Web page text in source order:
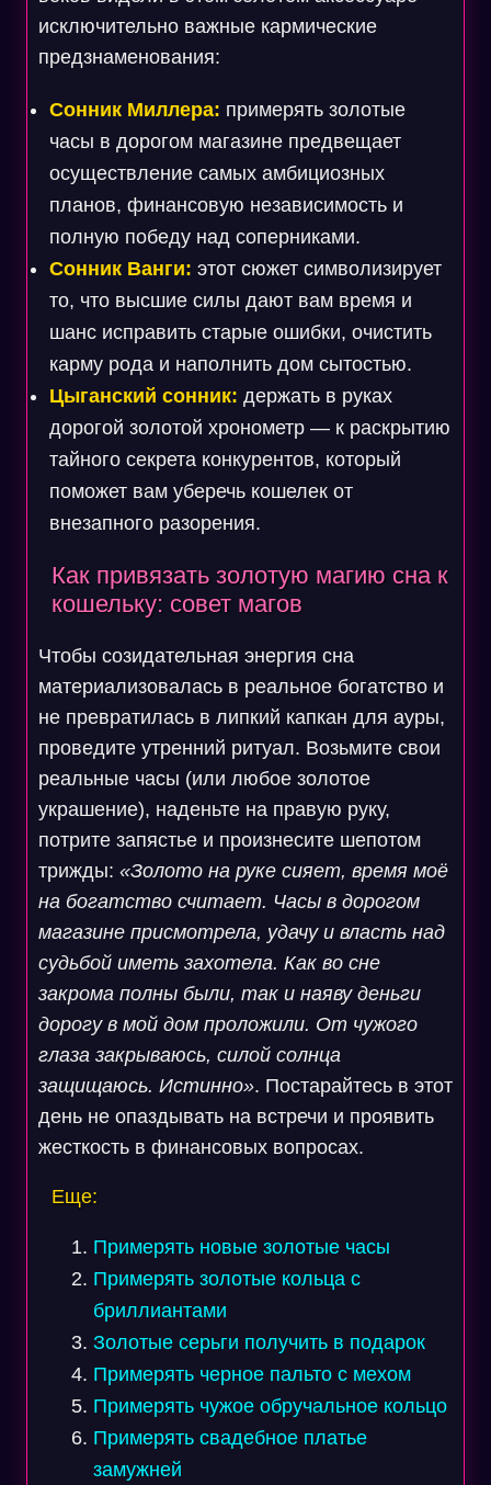
исключительно важные кармические
предзнаменования:
Сонник Миллера: примерять золотые
часы в дорогом магазине предвещает
осуществление самых амбициозных
планов, финансовую независимость и
полную победу над соперниками.
Сонник Ванги: этот сюжет символизирует
то, что высшие силы дают вам время и
шанс исправить старые ошибки, очистить
карму рода и наполнить дом сытостью.
Цыганский сонник: держать в руках
дорогой золотой хронометр — к раскрытию
тайного секрета конкурентов, который
поможет вам уберечь кошелек от
внезапного разорения.
Как привязать золотую магию сна к
кошельку: совет магов
Чтобы созидательная энергия сна
материализовалась в реальное богатство и
не превратилась в липкий капкан для ауры,
проведите утренний ритуал. Возьмите свои
реальные часы (или любое золотое
украшение), наденьте на правую руку,
потрите запястье и произнесите шепотом
трижды: «Золото на руке сияет, время моё
на богатство считает. Часы в дорогом
магазине присмотрела, удачу и власть над
судьбой иметь захотела. Как во сне
закрома полны были, так и наяву деньги
дорогу в мой дом проложили. От чужого
глаза закрываюсь, силой солнца
защищаюсь. Истинно». Постарайтесь в этот
день не опаздывать на встречи и проявить
жесткость в финансовых вопросах.
Еще:
Примерять новые золотые часы
Примерять золотые кольца с
бриллиантами
Золотые серьги получить в подарок
Примерять черное пальто с мехом
Примерять чужое обручальное кольцо
Примерять свадебное платье
замужней